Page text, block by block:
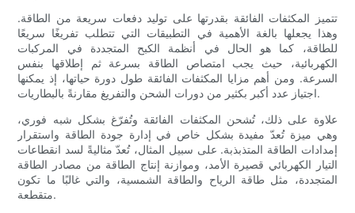
تتميز المكثفات الفائقة بقدرتها على توليد دفعات سريعة من الطاقة.
وهذا يجعلها بالغة الأهمية في التطبيقات التي تتطلب تفريغًا سريعًا
للطاقة، كما هو الحال في أنظمة الكبح المتجددة في المركبات
الكهربائية، حيث يجب امتصاص الطاقة بسرعة ثم إطلاقها بنفس
السرعة. ومن أهم مزايا المكثفات الفائقة طول دورة حياتها، إذ يمكنها
اجتياز عدد أكبر بكثير من دورات الشحن والتفريغ مقارنةً بالبطاريات.
علاوة على ذلك، تُشحن المكثفات الفائقة وتُفرّغ بشكل شبه فوري،
وهي ميزة تُعدّ مفيدة بشكل خاص في إدارة جودة الطاقة واستقرار
إمدادات الطاقة المتذبذبة. على سبيل المثال، تُعدّ مثاليةً لسد انقطاعات
التيار الكهربائي قصيرة الأمد، وموازنة إنتاج الطاقة من مصادر الطاقة
المتجددة، مثل طاقة الرياح والطاقة الشمسية، والتي غالبًا ما تكون
متقطعة.